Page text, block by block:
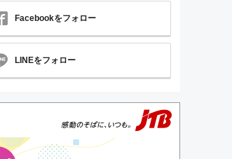
Facebookをフォロー
LINEをフォロー